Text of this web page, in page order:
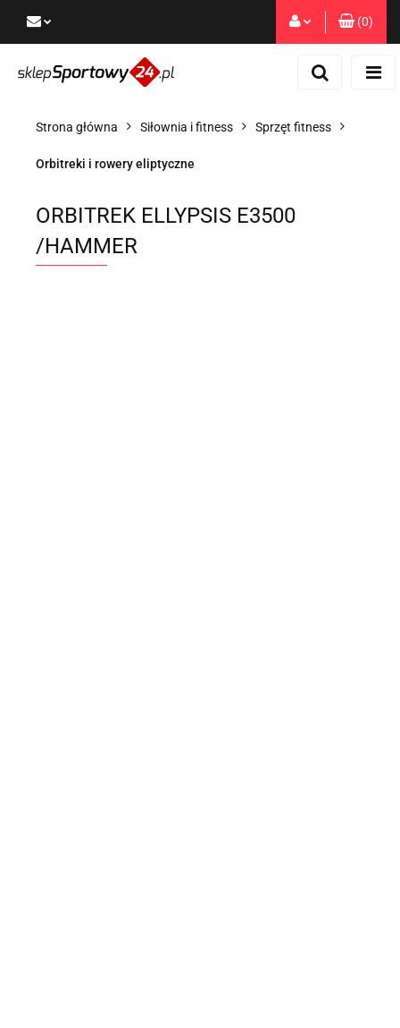
Dodaj zgłoszenie
(0)
Strona główna Siłownia i fitness Sprzęt fitness
Orbitreki i rowery eliptyczne
ORBITREK ELLYPSIS E3500
/HAMMER